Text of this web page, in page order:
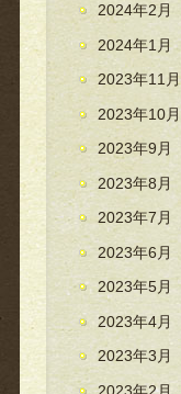
2024年2月
2024年1月
2023年11月
2023年10月
2023年9月
2023年8月
2023年7月
2023年6月
2023年5月
2023年4月
2023年3月
2023年2月